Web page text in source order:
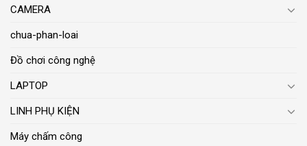
CAMERA
chua-phan-loai
Đồ chơi công nghệ
LAPTOP
LINH PHỤ KIỆN
Máy chấm công